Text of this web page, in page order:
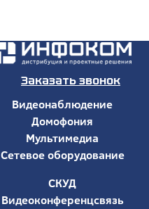
Заказать звонок
Видеонаблюдение
Домофония
Мультимедиа
Сетевое оборудование
СКУД
Видеоконференцсвязь